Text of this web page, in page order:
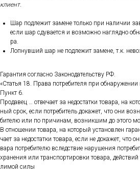
кли­ент.
Шар под­ле­жит за­мене толь­ко при на­личии
ес­ли шар сду­ва­ет­ся и воз­можно наг­лядно
ра.
Лоп­нувший шар не под­ле­жит за­мене, т.к.
Га­ран­тия сог­ласно За­коно­датель­ству РФ.
«Статья 18. Пра­ва пот­ре­бите­ля при об­на­руже­нии
Пункт 6.
Про­давец … от­ве­ча­ет за не­дос­татки то­вара, на
ный срок, ес­ли пот­ре­битель до­кажет, что они
бите­лю или по при­чинам, воз­никшим до это­го
В от­но­шении то­вара, на ко­торый ус­та­нов­лен
ча­ет за не­дос­татки то­вара, ес­ли не до­кажет, что
вара пот­ре­бите­лю вследс­твие на­руше­ния
хра­нения или тран­спор­ти­ров­ки то­вара,
лимой си­лы